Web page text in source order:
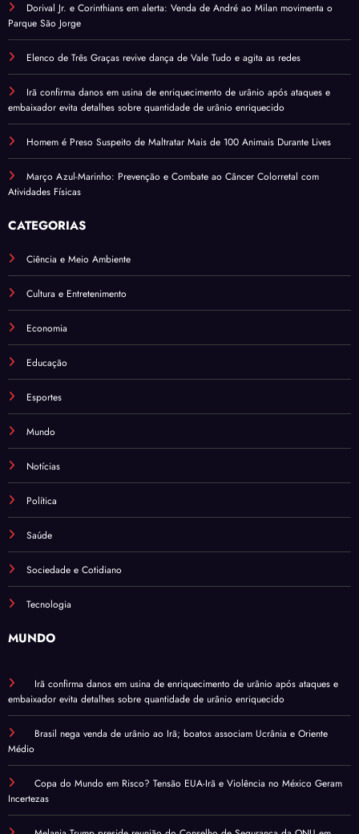
Dorival Jr. e Corinthians em alerta: Venda de André ao Milan movimenta o
Parque São Jorge
Elenco de Três Graças revive dança de Vale Tudo e agita as redes
Irã confirma danos em usina de enriquecimento de urânio após ataques e
embaixador evita detalhes sobre quantidade de urânio enriquecido
Homem é Preso Suspeito de Maltratar Mais de 100 Animais Durante Lives
Março Azul-Marinho: Prevenção e Combate ao Câncer Colorretal com
Atividades Físicas
CATEGORIAS
Ciência e Meio Ambiente
Cultura e Entretenimento
Economia
Educação
Esportes
Mundo
Notícias
Política
Saúde
Sociedade e Cotidiano
Tecnologia
MUNDO
Irã confirma danos em usina de enriquecimento de urânio após ataques e
embaixador evita detalhes sobre quantidade de urânio enriquecido
Brasil nega venda de urânio ao Irã; boatos associam Ucrânia e Oriente
Médio
Copa do Mundo em Risco? Tensão EUA-Irã e Violência no México Geram
Incertezas